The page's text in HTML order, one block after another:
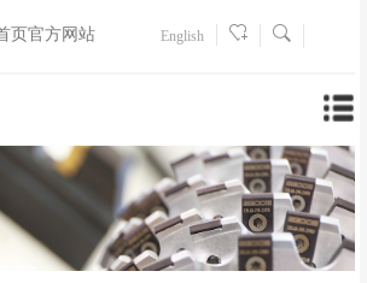
页官方网站 English